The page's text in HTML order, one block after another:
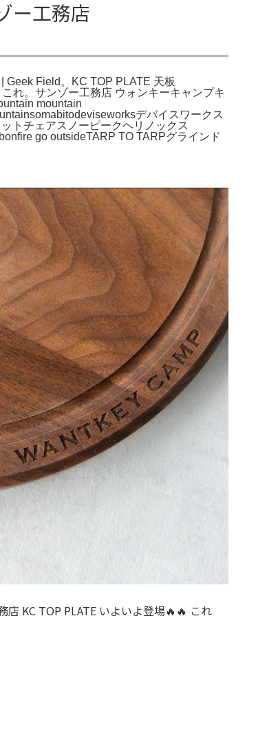
ー工務店
Geek Field。KC TOP PLATE 天板
れ。サンゾー工務店 ウォンキーキャンプキ
mountain
デバイスワークス
トチェアスノーピークヘリノックス
go outsideTARP TO TARPグラインド